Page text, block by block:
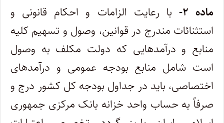
ماده ۲-
با رعایت الزامات و احکام قانونی و
استثنائات مندرج در قوانین، وصول و تسهیم کلیه
منابع و درآمدهایی که دولت مکلف به وصول
است شامل منابع بودجه عمومی و درآمدهای
اختصاصی، باید در جداول بودجه کل کشور درج و
صرفاً به حساب واحد خزانه بانک مرکزی جمهوری